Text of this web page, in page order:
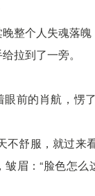
整个人失魂落
拉到了一旁。
前的肖航，愣
不舒服，就过来
眉：“脸色怎么